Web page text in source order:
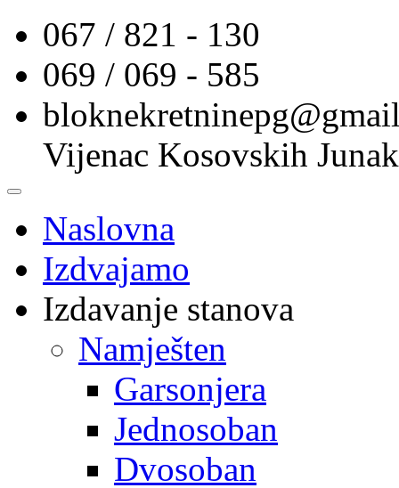
067 / 821 - 130
069 / 069 - 585
Vijenac Kosovskih
Naslovna
Izdvajamo
Izdavanje stanova
Namješten
Garsonjera
Jednosoban
Dvosoban